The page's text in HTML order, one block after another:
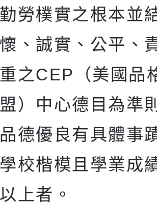
勤勞樸實之根本並
懷、誠實、公平、
重之CEP（美國品
盟）中心德目為準
品德優良有具體事
學校楷模且學業成
以上者。